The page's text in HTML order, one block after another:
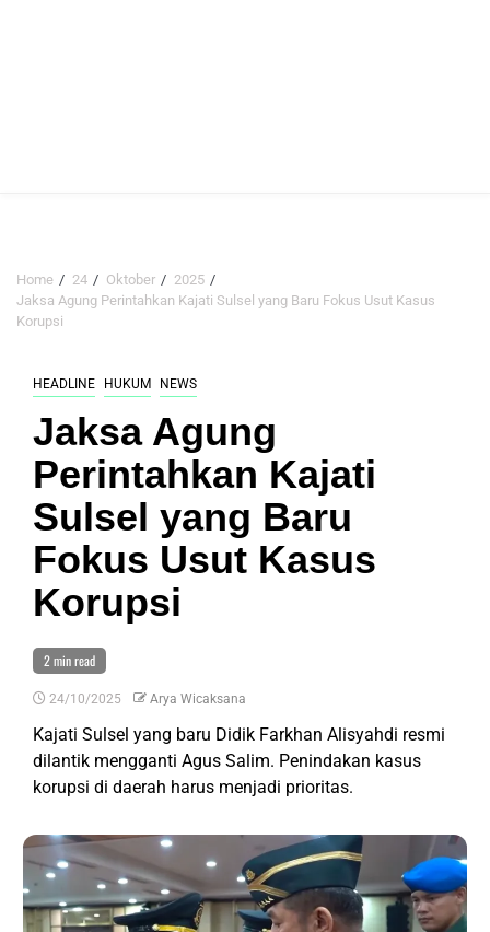
Home 24 Oktober
2025
Jaksa Agung Perintahkan Kajati Sulsel yang Baru Fokus Usut Kasus
Korupsi
HEADLINE HUKUM NEWS
Jaksa Agung
Perintahkan Kajati
Sulsel yang Baru
Fokus Usut Kasus
Korupsi
2 min read
24/10/2025 Arya Wicaksana
Kajati Sulsel yang baru Didik Farkhan Alisyahdi resmi
dilantik mengganti Agus Salim. Penindakan kasus
korupsi di daerah harus menjadi prioritas.